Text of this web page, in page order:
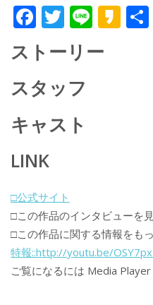
F
ac
e
b
o
k
T
w
itt
er
Li
e
K
ストーリー
スタッフ
キャスト
LINK
□公式サイト
□この作品のインタビューを
□この作品に関する情報をも
特報::http://youtu.be/
ご覧になるには Media